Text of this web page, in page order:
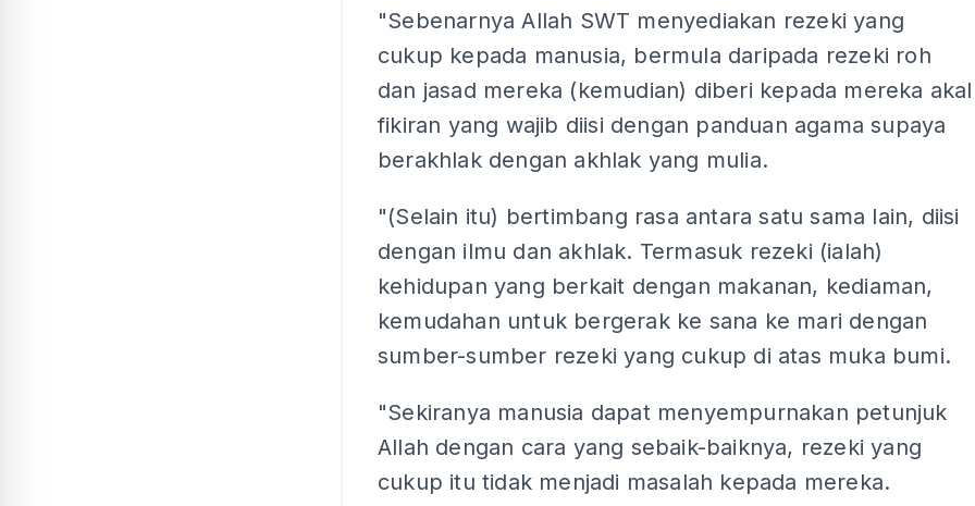
"Sebenarnya Allah SWT menyediakan rezeki yang
cukup kepada manusia, bermula daripada rezeki roh
dan jasad mereka (kemudian) diberi kepada mereka akal
fikiran yang wajib diisi dengan panduan agama supaya
berakhlak dengan akhlak yang mulia.
"(Selain itu) bertimbang rasa antara satu sama lain, diisi
dengan ilmu dan akhlak. Termasuk rezeki (ialah)
kehidupan yang berkait dengan makanan, kediaman,
kemudahan untuk bergerak ke sana ke mari dengan
sumber-sumber rezeki yang cukup di atas muka bumi.
"Sekiranya manusia dapat menyempurnakan petunjuk
Allah dengan cara yang sebaik-baiknya, rezeki yang
cukup itu tidak menjadi masalah kepada mereka.